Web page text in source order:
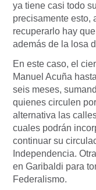
ya tiene casi todo
precisamente esto,
recuperarlo hay
además de la losa
En este caso, el
Manuel Acuña
seis meses,
quienes circulen
alternativa las
cuales podrán
continuar su
Independencia.
en Garibaldi para
Federalismo.